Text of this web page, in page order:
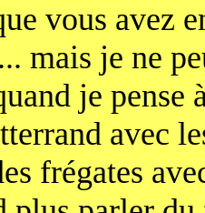
vous avez
mais je ne
je pense
avec
frégates